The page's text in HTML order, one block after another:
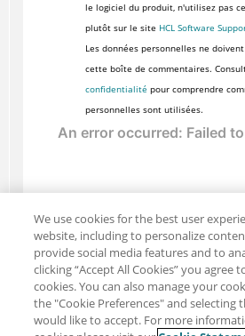
le logiciel du produit, n'utilisez pas
plutôt sur le site HCL Software
Les données personnelles ne
cette boîte de commentaires.
confidentialité pour comprendre
personnelles sont utilisées.
We use cookies for the best user
website, including to personalize
provide social media features and to
clicking “Accept All Cookies” you agree
cookies. You can also manage your
the "Cookie Preferences" and selecting
would like to accept. For more